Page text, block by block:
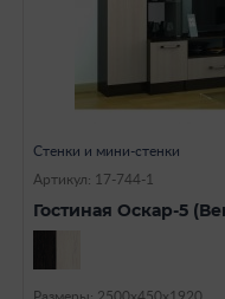
Стенки и мини-стенки
Артикул: 17-744-1
Гостиная Оскар-5